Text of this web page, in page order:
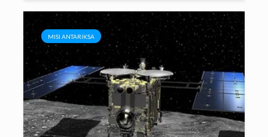
MISI ANTARIKSA